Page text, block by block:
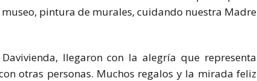
pintura de murales, cuidando nuestra Madre
llegaron con la alegría que representa
otras personas. Muchos regalos y la mirada feliz